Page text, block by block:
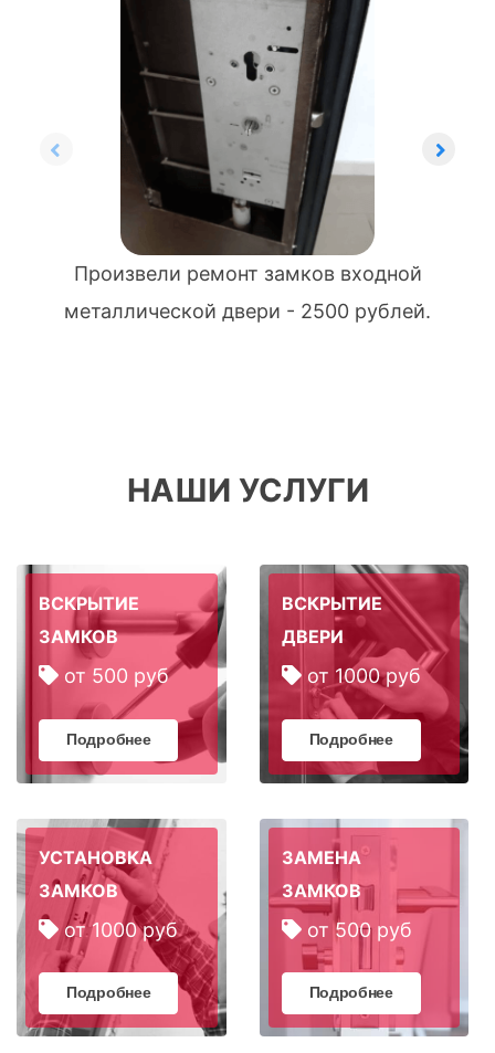
Произвели ремонт замков входной
металлической двери - 2500 рублей.
НАШИ УСЛУГИ
ВСКРЫТИЕ
ЗАМКОВ
от 500 руб
Подробнее
ВСКРЫТИЕ
ДВЕРИ
от 1000 руб
Подробнее
УСТАНОВКА
ЗАМКОВ
от 1000 руб
Подробнее
ЗАМЕНА
ЗАМКОВ
от 500 руб
Подробнее